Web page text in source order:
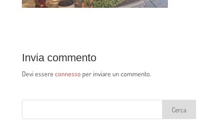
Invia commento
Devi essere connesso per inviare un commento.